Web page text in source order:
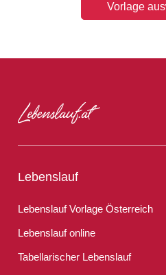
Vorlage
Lebenslauf
Lebenslauf Vorlage Österreich
Lebenslauf online
Tabellarischer Lebenslauf